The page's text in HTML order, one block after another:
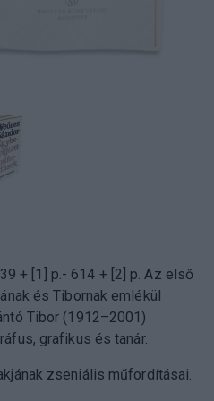
+ [1] p.- 614 + [2] p. Az első
és Tibornak emlékül
Tibor (1912–2001)
grafikus és tanár.
zseniális műfordításai.